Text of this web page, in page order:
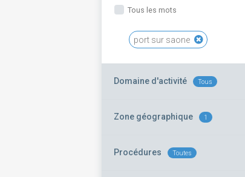
Tous les mots
port sur saone
Domaine d'activité Tous
Zone géographique 1
Procédures Toutes